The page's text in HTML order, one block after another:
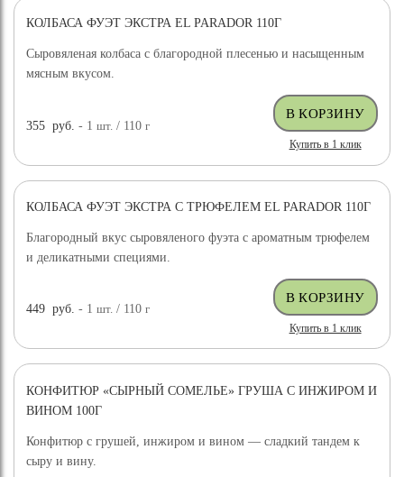
КОЛБАСА ФУЭТ ЭКСТРА EL PARADOR 110Г
Сыровяленая колбаса с благородной плесенью и насыщенным
мясным вкусом.
355 руб. - 1шт. / 110г
Купить в 1 клик
КОЛБАСА ФУЭТ ЭКСТРА С ТРЮФЕЛЕМ EL PARADOR 110Г
Благородный вкус сыровяленого фуэта с ароматным трюфелем
и деликатными специями.
449 руб. - 1шт. / 110г
Купить в 1 клик
КОНФИТЮР «СЫРНЫЙ СОМЕЛЬЕ» ГРУША С ИНЖИРОМ И
ВИНОМ 100Г
Конфитюр с грушей, инжиром и вином — сладкий тандем к
сыру и вину.